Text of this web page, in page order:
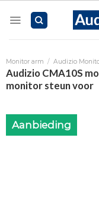
Monitor arm / Audizio
Audizio CMA10S
monitor steun voor
Aanbieding